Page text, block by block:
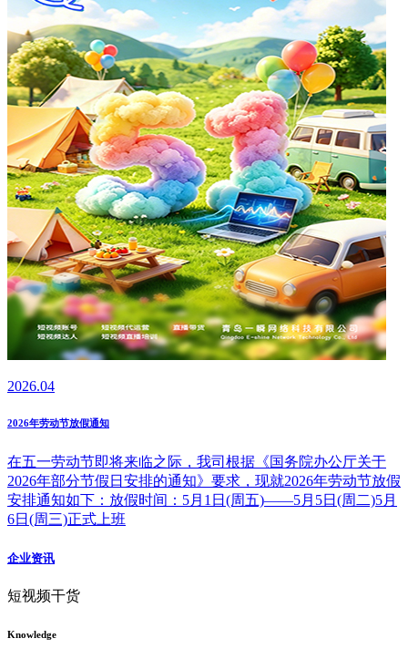
2026.04
2026年劳动节放假通知
在五一劳动节即将来临之际，我司根据《国务院办公厅关于
2026年部分节假日安排的通知》要求，现就2026年劳动节放假
安排通知如下：放假时间：5月1日(周五)——5月5日(周二)5月
6日(周三)正式上班
企业资讯
短视频干货
Knowledge